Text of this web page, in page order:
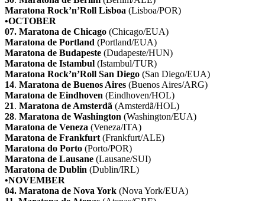
Maratona Rock’n’Roll Lisboa (Lisboa/POR)
•OCTOBER
07. Maratona de Chicago (Chicago/EUA)
Maratona de Portland (Portland/EUA)
Maratona de Budapeste (Dudapeste/HUN)
Maratona de Istambul (Istambul/TUR)
Maratona Rock’n’Roll San Diego (San Diego/EUA)
14. Maratona de Buenos Aires (Buenos Aires/ARG)
Maratona de Eindhoven (Eindhoven/HOL)
21. Maratona de Amsterdã (Amsterdã/HOL)
28. Maratona de Washington (Washington/EUA)
Maratona de Veneza (Veneza/ITA)
Maratona de Frankfurt (Frankfurt/ALE)
Maratona do Porto (Porto/POR)
Maratona de Lausane (Lausane/SUI)
Maratona de Dublin (Dublin/IRL)
•NOVEMBER
04. Maratona de Nova York (Nova York/EUA)